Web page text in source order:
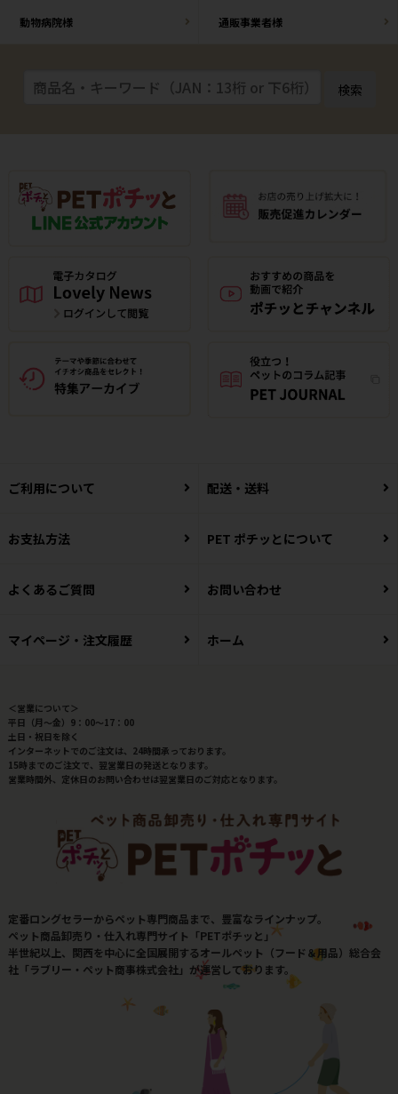
動物病院様 通販事業者様
検索
ご利用について 配送・送料
お支払方法 PET ポチッとについて
よくあるご質問 お問い合わせ
マイページ・注文履歴 ホーム
＜営業について＞
平日（月～金）9：00～17：00
土日・祝日を除く
インターネットでのご注文は、24時間承っております。
15時までのご注文で、翌営業日の発送となります。
営業時間外、定休日のお問い合わせは翌営業日のご対応となります。
定番ロングセラーからペット専門商品まで、豊富なラインナップ。
ペット商品卸売り・仕入れ専門サイト「PETポチッと」
半世紀以上、関西を中心に全国展開するオールペット（フード＆用品）総合会
社「ラブリー・ペット商事株式会社」が運営しております。